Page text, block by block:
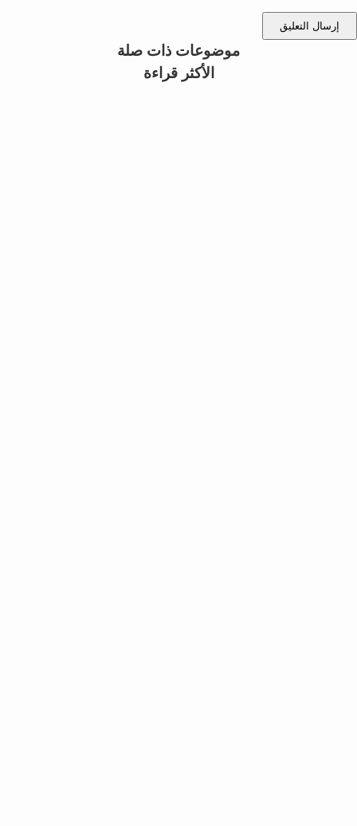
إرسال التعليق
موضوعات ذات صلة
الأكثر قراءة